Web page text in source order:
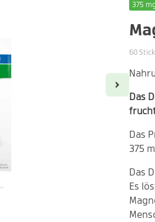
375
60
Das
Das
375
Das
Es
1
1x